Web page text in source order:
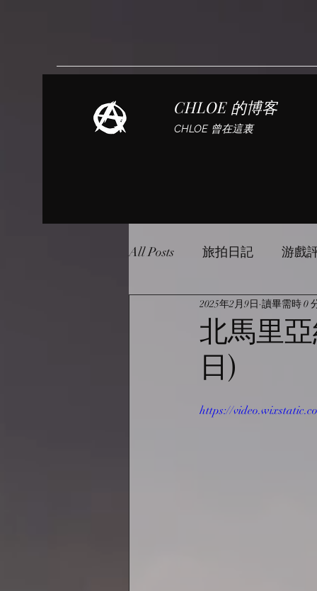
CHLOE 的博客
CHLOE 曾在這裏
All Posts 旅拍日記 游戲
北馬里
日)
2025年2月9日 讀畢需時 0
https://